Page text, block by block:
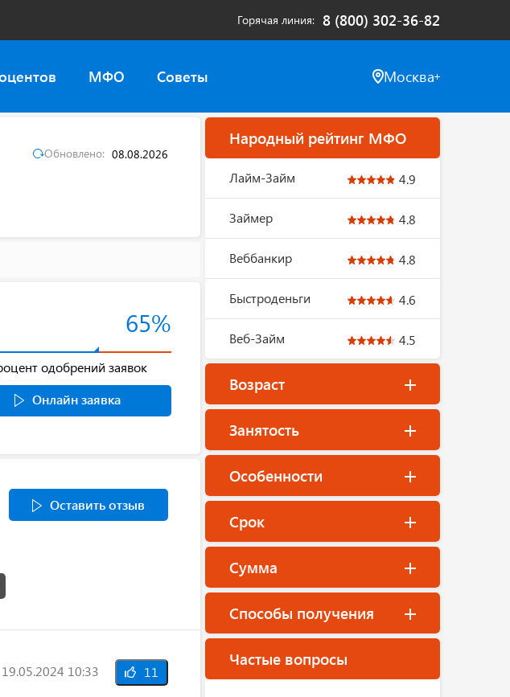
Горячая линия 8 (800) 302-36-82
МФО Советы Москва
Обновлено: 08.08.2026
65%
одобрений заявок
Онлайн заявка
Оставить отзыв
19.05.2024 10:33 11
Народный рейтинг МФО
Лайм-Займ 4.9
Займер 4.8
Веббанкир 4.8
Быстроденьги 4.6
Веб-Займ 4.5
Возраст
Занятость
Особенности
Срок
Сумма
Способы получения
Частые вопросы